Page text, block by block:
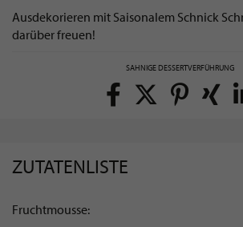
Ausdekorieren mit Saisonalem Schnick
darüber freuen!
SAHNIGE DESSERTVERFÜHRUNG
ZUTATENLISTE
Fruchtmousse: